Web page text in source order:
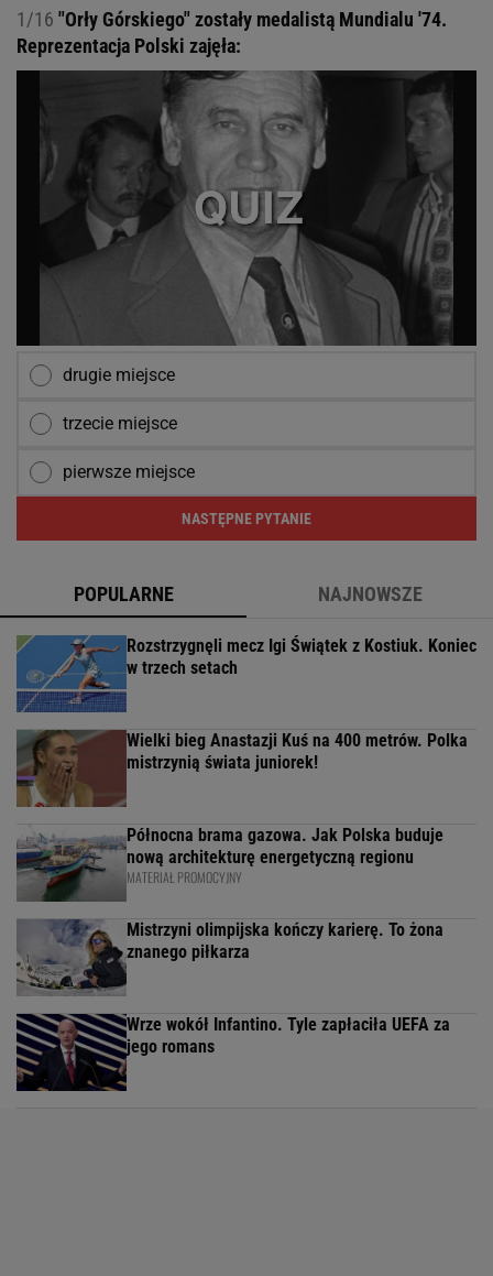
1/16 "Orły Górskiego" zostały medalistą Mundialu '74.
Reprezentacja Polski zajęła:
drugie miejsce
trzecie miejsce
pierwsze miejsce
NASTĘPNE PYTANIE
POPULARNE NAJNOWSZE
Rozstrzygnęli mecz Igi Świątek z Kostiuk. Koniec
w trzech setach
Wielki bieg Anastazji Kuś na 400 metrów. Polka
mistrzynią świata juniorek!
Północna brama gazowa. Jak Polska buduje
nową architekturę energetyczną regionu
MATERIAŁ PROMOCYJNY
Mistrzyni olimpijska kończy karierę. To żona
znanego piłkarza
Wrze wokół Infantino. Tyle zapłaciła UEFA za
jego romans